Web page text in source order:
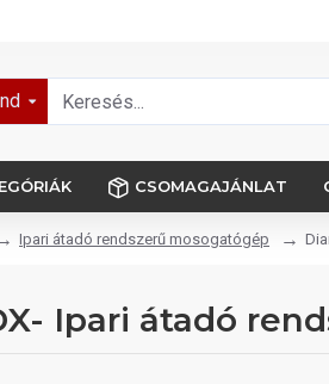
CSOMAGAJÁNLAT
Ipari átadó rendszerű mosogatógép
Ipari átadó